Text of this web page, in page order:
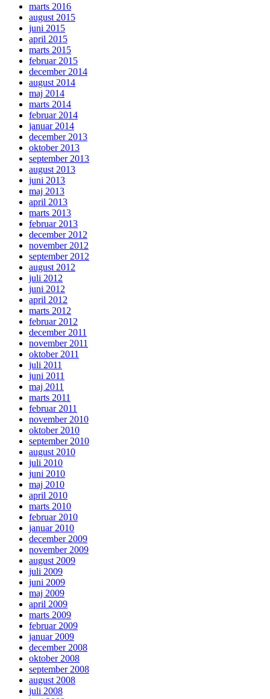
marts 2016
august 2015
juni 2015
april 2015
marts 2015
februar 2015
december 2014
august 2014
maj 2014
marts 2014
februar 2014
januar 2014
december 2013
oktober 2013
september 2013
august 2013
juni 2013
maj 2013
april 2013
marts 2013
februar 2013
december 2012
november 2012
september 2012
august 2012
juli 2012
juni 2012
april 2012
marts 2012
februar 2012
december 2011
november 2011
oktober 2011
juli 2011
juni 2011
maj 2011
marts 2011
februar 2011
november 2010
oktober 2010
september 2010
august 2010
juli 2010
juni 2010
maj 2010
april 2010
marts 2010
februar 2010
januar 2010
december 2009
november 2009
august 2009
juli 2009
juni 2009
maj 2009
april 2009
marts 2009
februar 2009
januar 2009
december 2008
oktober 2008
september 2008
august 2008
juli 2008